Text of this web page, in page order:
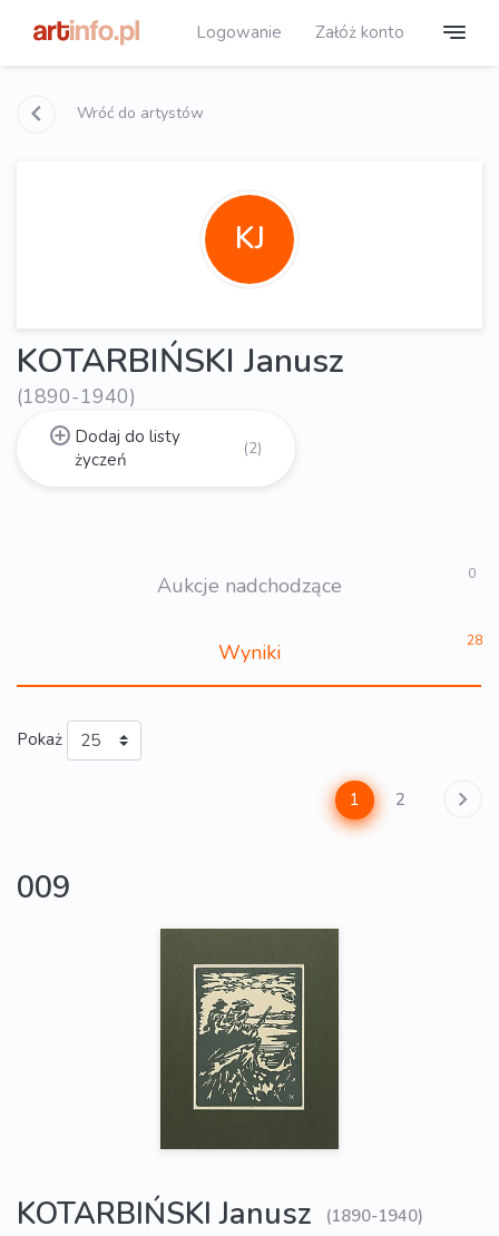
Logowanie Załóż konto
Wróć do artystów
KJ
KOTARBIŃSKI Janusz
(1890-1940)
Dodaj do listy
życzeń
(2)
Aukcje nadchodzące 0
Wyniki 28
Pokaż
1 2
009
KOTARBIŃSKI Janusz (1890-1940)